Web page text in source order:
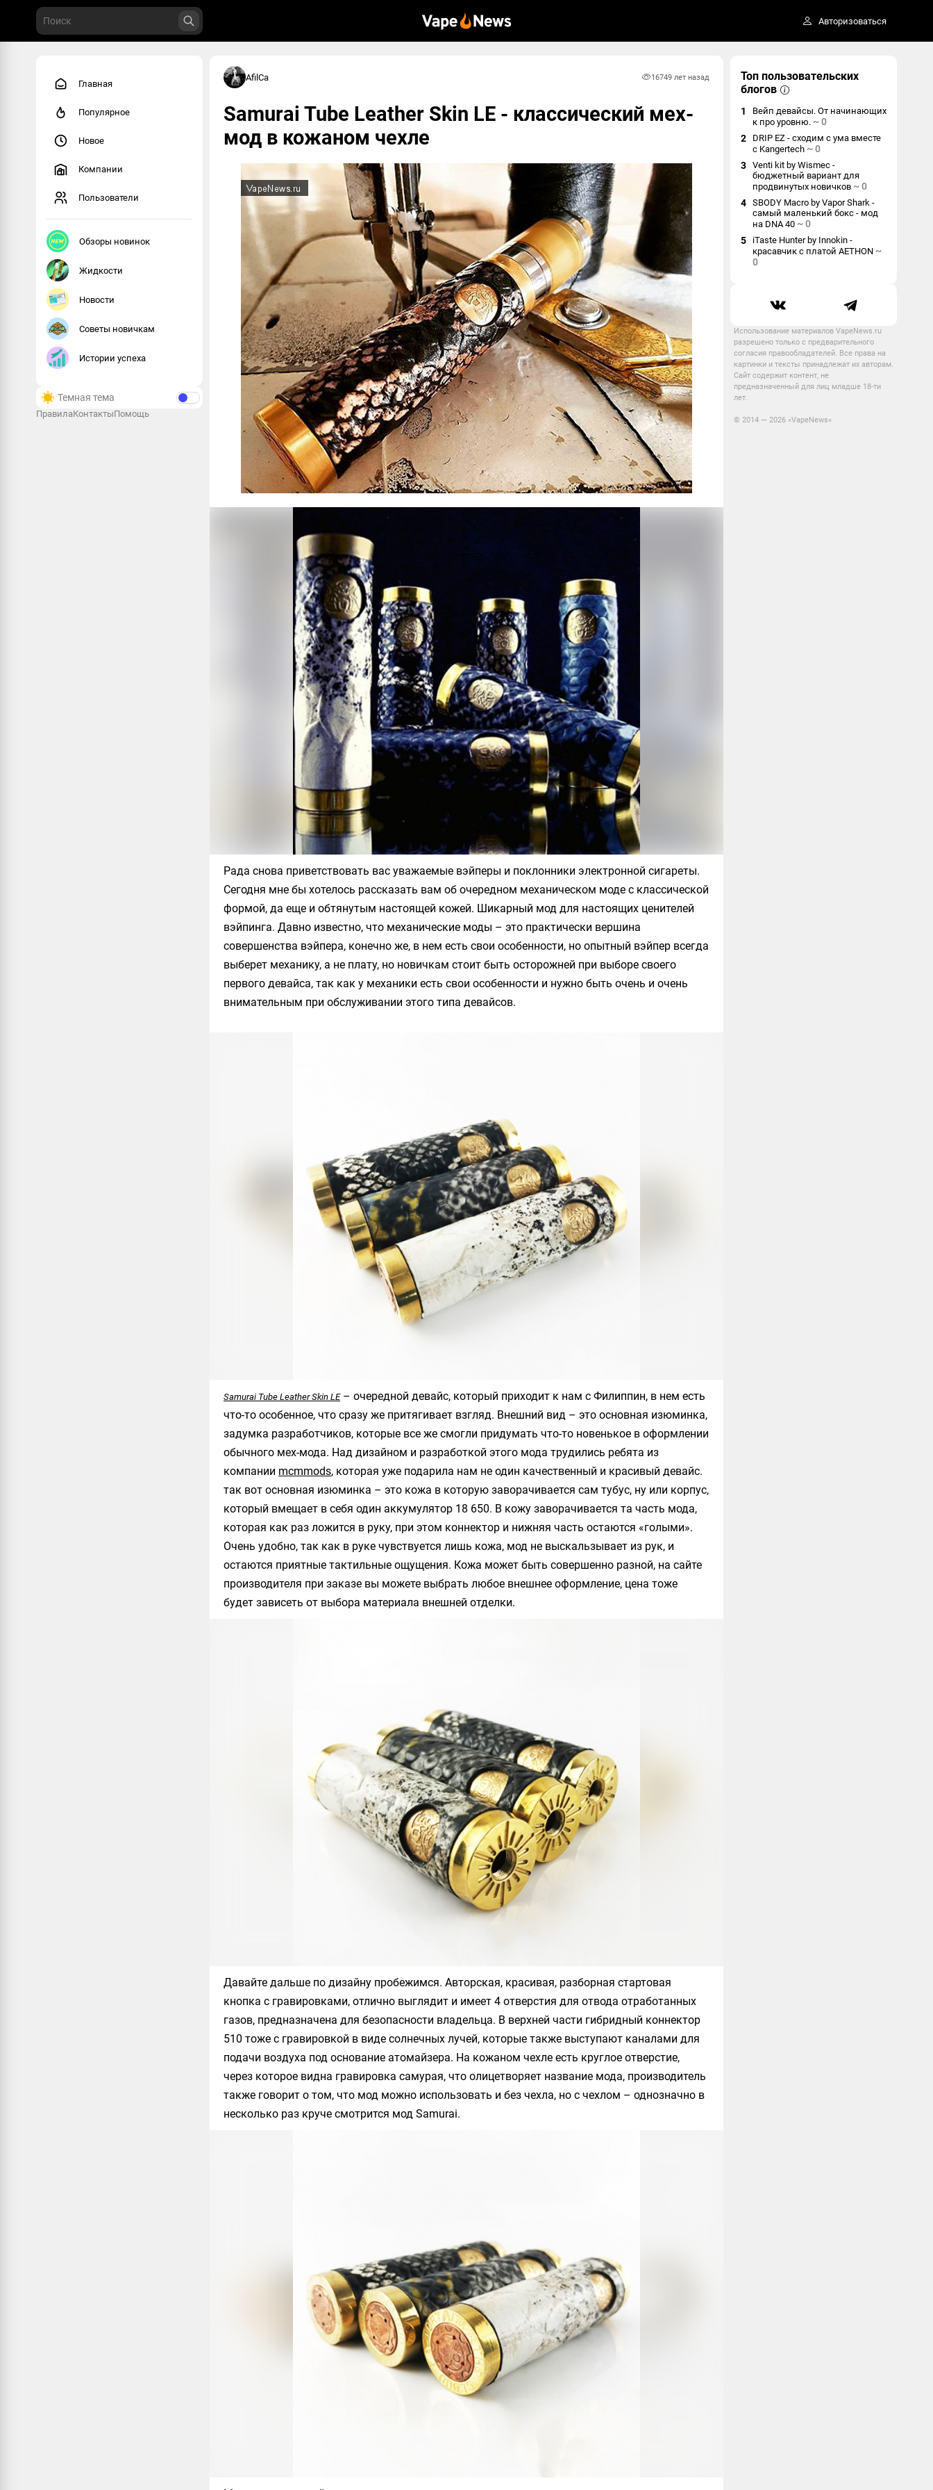
Авторизоваться
Главная
Популярное
Новое
Компании
Пользователи
Обзоры новинок
Жидкости
Новости
Советы новичкам
Истории успеха
Темная тема
ПравилаКонтактыПомощь
AfilCa 16749 лет назад
Samurai Tube Leather Skin LE - классический мех-
мод в кожаном чехле
Рада снова приветствовать вас уважаемые вэйперы и поклонники электронной сигареты.
Сегодня мне бы хотелось рассказать вам об очередном механическом моде с классической
формой, да еще и обтянутым настоящей кожей. Шикарный мод для настоящих ценителей
вэйпинга. Давно известно, что механические моды – это практически вершина
совершенства вэйпера, конечно же, в нем есть свои особенности, но опытный вэйпер всегда
выберет механику, а не плату, но новичкам стоит быть осторожней при выборе своего
первого девайса, так как у механики есть свои особенности и нужно быть очень и очень
внимательным при обслуживании этого типа девайсов.
Samurai Tube Leather Skin LE– очередной девайс, который приходит к нам с Филиппин, в нем есть
что-то особенное, что сразу же притягивает взгляд. Внешний вид – это основная изюминка,
задумка разработчиков, которые все же смогли придумать что-то новенькое в оформлении
обычного мех-мода. Над дизайном и разработкой этого мода трудились ребята из
компании mcmmods, которая уже подарила нам не один качественный и красивый девайс.
так вот основная изюминка – это кожа в которую заворачивается сам тубус, ну или корпус,
который вмещает в себя один аккумулятор 18 650. В кожу заворачивается та часть мода,
которая как раз ложится в руку, при этом коннектор и нижняя часть остаются «голыми».
Очень удобно, так как в руке чувствуется лишь кожа, мод не выскальзывает из рук, и
остаются приятные тактильные ощущения. Кожа может быть совершенно разной, на сайте
производителя при заказе вы можете выбрать любое внешнее оформление, цена тоже
будет зависеть от выбора материала внешней отделки.
Давайте дальше по дизайну пробежимся. Авторская, красивая, разборная стартовая
кнопка с гравировками, отлично выглядит и имеет 4 отверстия для отвода отработанных
газов, предназначена для безопасности владельца. В верхней части гибридный коннектор
510 тоже с гравировкой в виде солнечных лучей, которые также выступают каналами для
подачи воздуха под основание атомайзера. На кожаном чехле есть круглое отверстие,
через которое видна гравировка самурая, что олицетворяет название мода, производитель
также говорит о том, что мод можно использовать и без чехла, но с чехлом – однозначно в
несколько раз круче смотрится мод Samurai.
Топ пользовательских
блогов
1
Вейп девайсы. От начинающих
к про уровню. ~0
2
DRIP EZ - сходим с ума вместе
с Kangertech ~0
3 Venti kit by Wismec -
бюджетный вариант для
продвинутых новичков ~0
4 SBODY Macro by Vapor Shark -
самый маленький бокс - мод
на DNA 40 ~0
5
iTaste Hunter by Innokin -
красавчик с платой AETHON ~
0
Использование материалов VapeNews.ru
разрешено только с предварительного
согласия правообладателей. Все права на
картинки и тексты принадлежат их авторам.
Сайт содержит контент, не
предназначенный для лиц младше 18-ти
лет.
© 2014 — 2026 «VapeNews»